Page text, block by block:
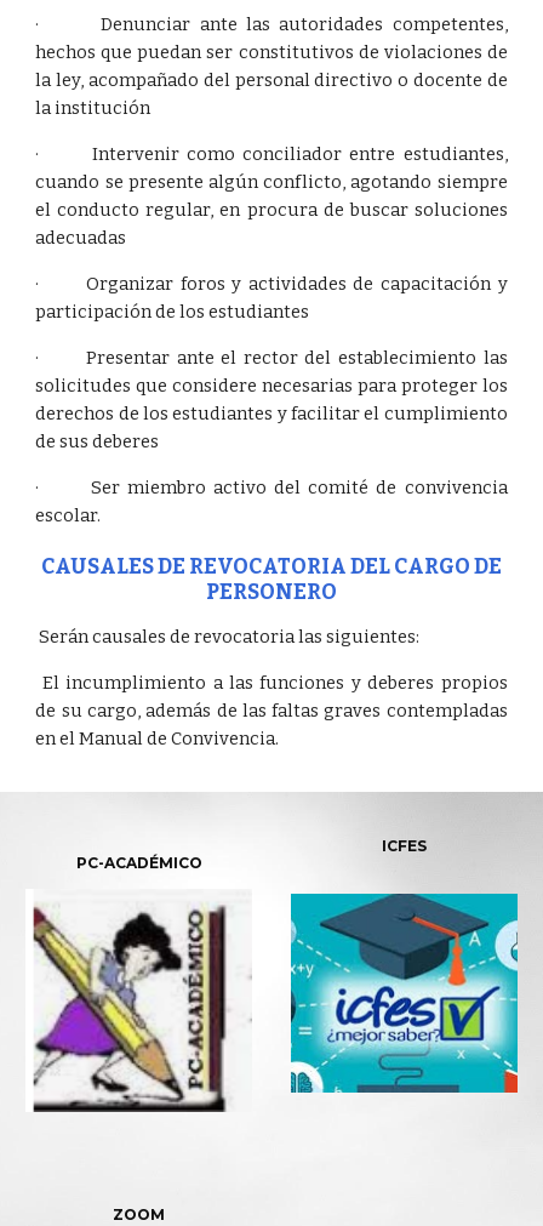
· Denunciar ante las autoridades competentes,
hechos que puedan ser constitutivos de violaciones de
la ley, acompañado del personal directivo o docente de
la institución
· Intervenir como conciliador entre estudiantes,
cuando se presente algún conflicto, agotando siempre
el conducto regular, en procura de buscar soluciones
adecuadas
· Organizar foros y actividades de capacitación y
participación de los estudiantes
· Presentar ante el rector del establecimiento las
solicitudes que considere necesarias para proteger los
derechos de los estudiantes y facilitar el cumplimiento
de sus deberes
· Ser miembro activo del comité de convivencia
escolar.
CAUSALES DE REVOCATORIA DEL CARGO DE
PERSONERO
Serán causales de revocatoria las siguientes:
El incumplimiento a las funciones y deberes propios
de su cargo, además de las faltas graves contempladas
en el Manual de Convivencia.
PC-ACADÉMICO
ZOOM
ICFES